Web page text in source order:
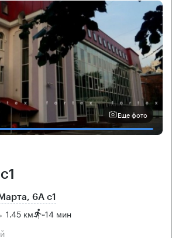
Еще фото
6А с1
1.45 км ~14 мин